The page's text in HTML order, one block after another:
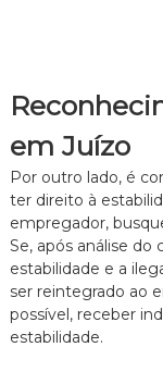
em Juízo
Por outro lado, é
ter direito à
empregador,
Se, após análise do
estabilidade e a
ser reintegrado ao
possível, receber
estabilidade.